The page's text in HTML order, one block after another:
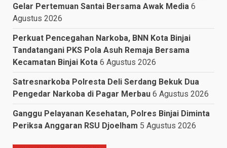
Gelar Pertemuan Santai Bersama Awak Media 6
Agustus 2026
Perkuat Pencegahan Narkoba, BNN Kota Binjai
Tandatangani PKS Pola Asuh Remaja Bersama
Kecamatan Binjai Kota 6 Agustus 2026
Satresnarkoba Polresta Deli Serdang Bekuk Dua
Pengedar Narkoba di Pagar Merbau 6 Agustus 2026
Ganggu Pelayanan Kesehatan, Polres Binjai Diminta
Periksa Anggaran RSU Djoelham 5 Agustus 2026